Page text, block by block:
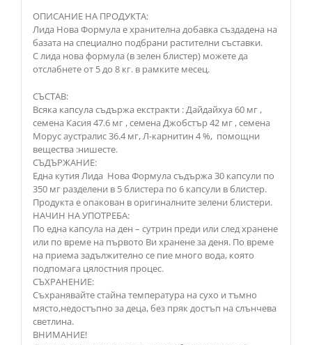
ОПИСАНИЕ НА ПРОДУКТА:
Лида Нова Формула е хранителна добавка създадена на
базата на специално подбрани растителни съставки.
С лида нова формула (в зелен блистер) можете да
отслабнете от 5 до 8 кг. в рамките месец.
СЪСТАВ:
Всяка капсула съдържа екстракти : Дайдайхуа 60 мг ,
семена Касия 47.6 мг , семена Джобстър 42 мг , семена
Морус аустралис 36.4 мг, Л-карнитин 4 %, помощни
вещества :нишесте.
СЪДЪРЖАНИЕ:
Една кутия Лида Нова Формула съдържа 30 капсули по
350 мг разделени в 5 блистера по 6 капсули в блистер.
Продукта е опакован в оригиналните зелени блистери.
НАЧИН НА УПОТРЕБА:
По една капсула на ден – сутрин преди или след хранене
или по време на първото Ви хранене за деня. По време
на приема задължително се пие много вода, която
подпомага цялостния процес.
СЪХРАНЕНИЕ:
Съхранявайте стайна температура на сухо и тъмно
място,недостъпно за деца, без пряк достъп на слънчева
светлина.
ВНИМАНИЕ!